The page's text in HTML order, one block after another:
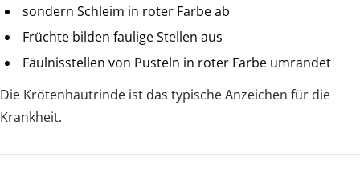
sondern Schleim in roter Farbe ab
Früchte bilden faulige Stellen aus
Fäulnisstellen von Pusteln in roter Farbe umrandet
Die Krötenhautrinde ist das typische Anzeichen für die
Krankheit.